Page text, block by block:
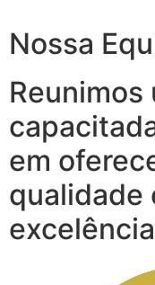
Nossa
Reunimos
em
qualidade